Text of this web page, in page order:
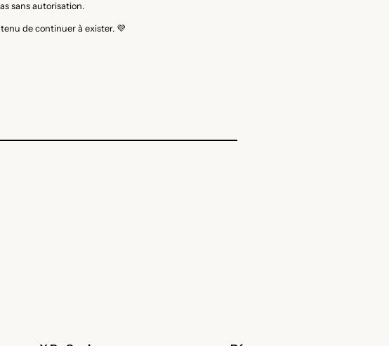
sans autorisation.
de continuer à exister. 💜